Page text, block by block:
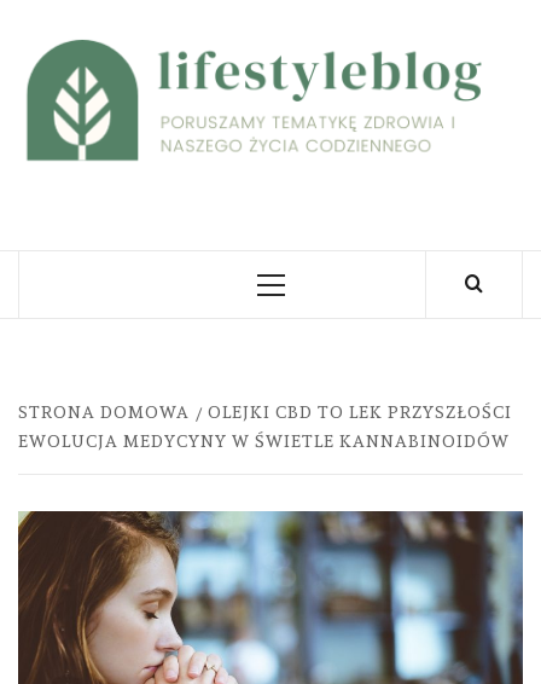
content
Primary
STRONA DOMOWA
OLEJKI CBD TO LEK PRZYSZŁOŚCI
EWOLUCJA MEDYCYNY W ŚWIETLE KANNABINOIDÓW